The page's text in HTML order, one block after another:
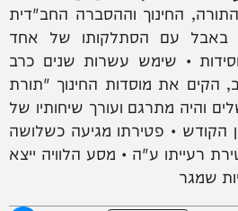
החינוך וההסברה החב"דית
עם הסתלקותו של אחד
• שימש עשרות שנים כרב
הקים את מוסדות החינוך "תורת
והיה מתרגם ועורך שיחותיו של
הקודש • פטירתו מגיעה כשלושה
רעייתו ע"ה • מסע הלוויה ייצא
שמגר